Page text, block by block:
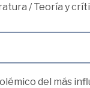
/Teoría y
del más